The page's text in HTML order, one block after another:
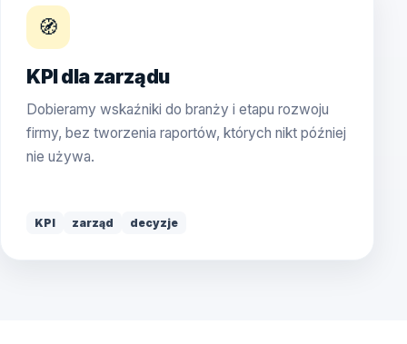
🧭
KPI dla zarządu
Dobieramy wskaźniki do branży i etapu rozwoju
firmy, bez tworzenia raportów, których nikt później
nie używa.
KPI zarząd decyzje